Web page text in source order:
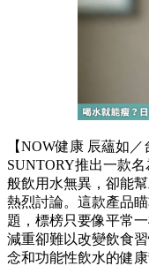
【NOW健康 辰蘊如
SUNTORY推出一款
般飲用水無異，卻能
熱烈討論。這款產品
題，標榜只要像平常
減重卻難以改變飲食
念和功能性飲水的健